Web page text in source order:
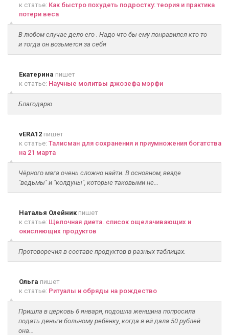
к статье: Как быстро похудеть подростку: теория и практика
потери веса
В любом случае дело его . Надо что бы ему понравился кто то
и тогда он возьмется за себя
Екатерина пишет
к статье: Научные молитвы джозефа мэрфи
Благодарю
vERA12 пишет
к статье: Талисман для сохранения и приумножения богатства
на 21 марта
Чёрного мага очень сложно найти. В основном, везде
"ведьмы" и "колдуны", которые таковыми не...
Наталья Олейникпишет
к статье: Щелочная диета. список ощелачивающих и
окисляющих продуктов
Протоворечия в составе продуктов в разных таблицах.
Ольга пишет
к статье: Ритуалы и обряды на рождество
Пришла в церковь 6 января, подошла женщина попросила
подать деньги больному ребёнку, когда я ей дала 50 рублей
она...